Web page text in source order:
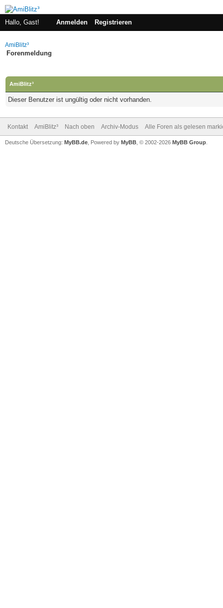
Hallo, Gast! Anmelden Registrieren
AmiBlitz³
Forenmeldung
AmiBlitz³
Dieser Benutzer ist ungültig oder nicht vorhanden.
Kontakt AmiBlitz³ Nach oben Archiv-Modus Alle Foren als gelesen
Deutsche Übersetzung: MyBB.de , Powered by MyBB , © 2002-2026 MyBB Group